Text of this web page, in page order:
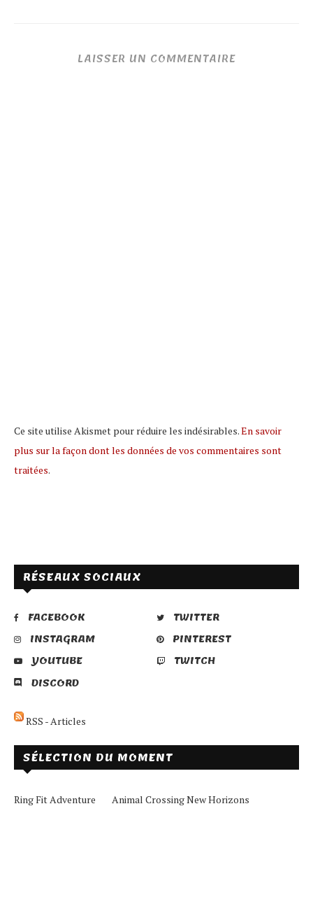
LAISSER UN COMMENTAIRE
Ce site utilise Akismet pour réduire les indésirables.En savoir
plus sur la façon dont les données de vos commentaires sont
traitées.
RÉSEAUX SOCIAUX
FACEBOOK
TWITTER
INSTAGRAM
PINTEREST
YOUTUBE
TWITCH
DISCORD
RSS - Articles
SÉLECTION DU MOMENT
Ring Fit Adventure Animal Crossing New Horizons